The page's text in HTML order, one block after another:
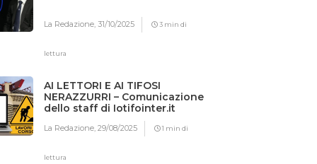
La Redazione,31/10/2025 3 min di
lettura
AI LETTORI E AI TIFOSI
NERAZZURRI – Comunicazione
dello staff di Iotifointer.it
La Redazione,29/08/2025 1 min di
lettura